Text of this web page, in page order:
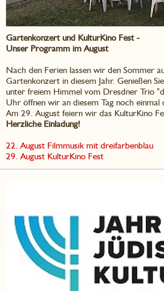
Gartenkonzert und KulturKino Fest -
Unser Programm im August
Nach den Ferien lassen wir den Sommer
Gartenkonzert in diesem Jahr. Genießen
unter freiem Himmel vom Dresdner Trio
Uhr öffnen wir an diesem Tag noch einmal
Am 29. August feiern wir das KulturKino
Herzliche Einladung!
22. August Filmmusik mit dreifarbenblau
29. August KulturKino Fest